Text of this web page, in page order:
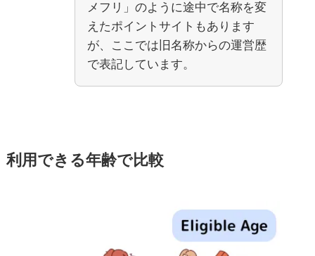
メフリ」のように途中で名称を変
えたポイントサイトもあります
が、ここでは旧名称からの運営歴
で表記しています。
利用できる年齢で比較